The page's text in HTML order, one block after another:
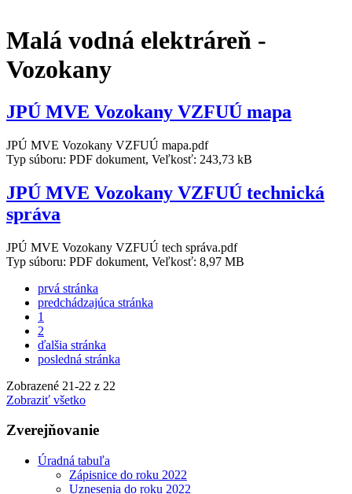
Malá vodná elektráreň -
Vozokany
JPÚ MVE Vozokany VZFUÚ mapa
JPÚ MVE Vozokany VZFUÚ mapa.pdf
Typ súboru: PDF dokument, Veľkosť: 243,73 kB
JPÚ MVE Vozokany VZFUÚ technická
správa
JPÚ MVE Vozokany VZFUÚ tech správa.pdf
Typ súboru: PDF dokument, Veľkosť: 8,97 MB
prvá stránka
predchádzajúca stránka
1
2
ďalšia stránka
posledná stránka
Zobrazené 21-22 z 22
Zobraziť všetko
Zverejňovanie
Úradná tabuľa
Zápisnice do roku 2022
Uznesenia do roku 2022